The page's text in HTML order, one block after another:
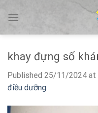
khay đựng số
Published 25/11/2024 at
điều dưỡng